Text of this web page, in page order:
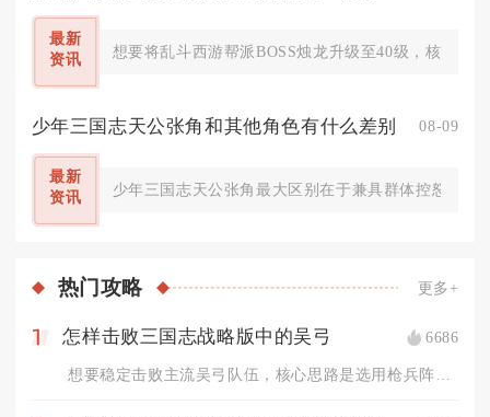
最新
资讯
想要将乱斗西游帮派BOSS烛龙升级至40级，核心方
少年三国志天公张角和其他角色有什么差别 08-09
最新
资讯
少年三国志天公张角最大区别在于兼具群体控怒、
热门攻略 更多+
1 怎样击败三国志战略版中的吴弓 6686